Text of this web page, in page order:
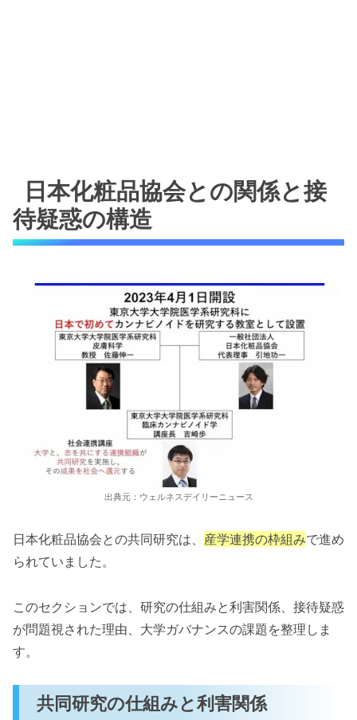
日本化粧品協会との関係と接
待疑惑の構造
出典元：ウェルネスデイリーニュース
日本化粧品協会との共同研究は、 産学連携の枠組みで進め
られていました。
このセクションでは、研究の仕組みと利害関係、接待疑惑
が問題視された理由、大学ガバナンスの課題を整理しま
す。
共同研究の仕組みと利害関係